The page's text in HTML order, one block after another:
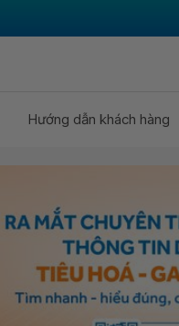
Hướng dẫn khách hàng